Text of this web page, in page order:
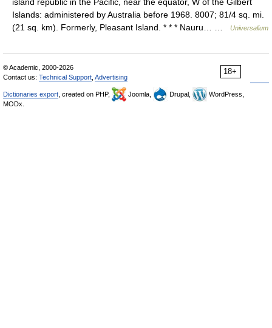
Islands: administered by Australia before 1968. 8007; 81/4 sq. mi.
(21 sq. km). Formerly, Pleasant Island. * * * Nauru… …
Universalium
18+
© Academic, 2000-2026
Contact us: Technical Support Advertising
Dictionaries export , created on PHP, Joomla, Drupal,
WordPress,
MODx.